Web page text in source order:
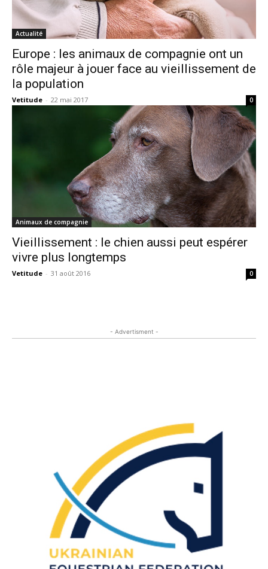
Actualité
Europe : les animaux de compagnie ont un
rôle majeur à jouer face au vieillissement de
la population
Vetitude - 22 mai 2017 0
Animaux de compagnie
Vieillissement : le chien aussi peut espérer
vivre plus longtemps
Vetitude - 31 août 2016 0
- Advertisment -